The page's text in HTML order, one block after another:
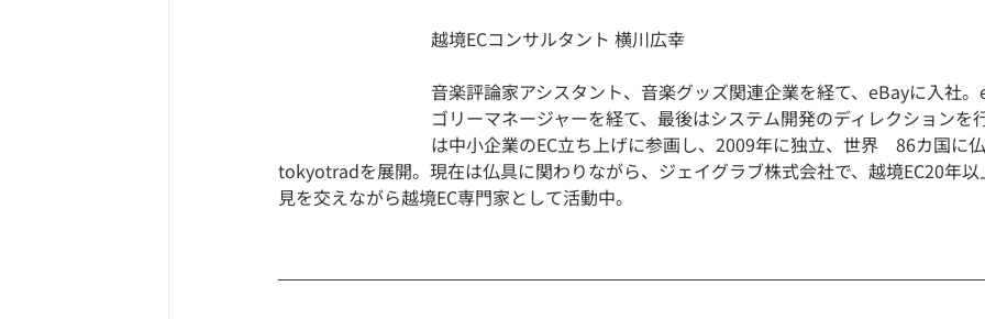
越境ECコンサルタント 横川広幸
音楽評論家アシスタント、音楽グッズ関連企業を経て、eBayに入社
ゴリーマネージャーを経て、最後はシステム開発のディレクションを
は中小企業のEC立ち上げに参画し、2009年に独立、世界　86カ国に
tokyotradを展開。現在は仏具に関わりながら、ジェイグラブ株式会社で、越境EC20年
見を交えながら越境EC専門家として活動中。